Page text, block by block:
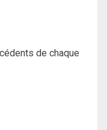
de chaque